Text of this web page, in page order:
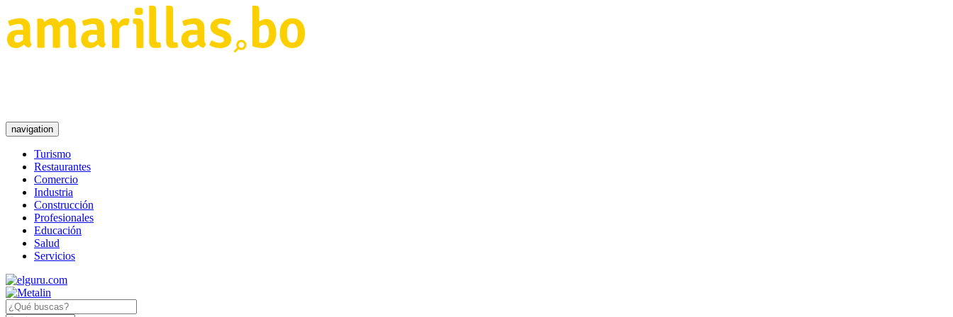
navigation
Turismo
Restaurantes
Comercio
Industria
Construcción
Profesionales
Educación
Salud
Servicios